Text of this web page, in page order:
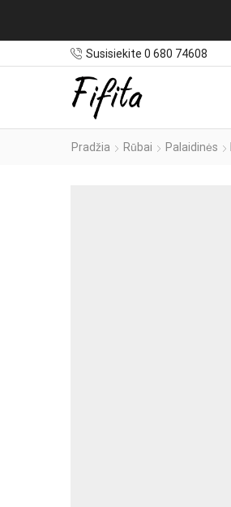
Susisiekite 0 680 74608
Pradžia Rūbai Palaidinės